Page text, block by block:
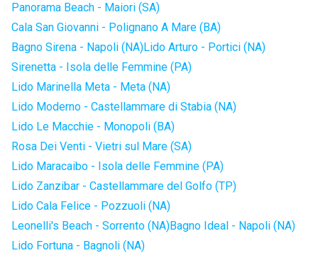
Panorama Beach - Maiori (SA)
Cala San Giovanni - Polignano A Mare (BA)
Bagno Sirena - Napoli (NA)Lido Arturo - Portici (NA)
Sirenetta - Isola delle Femmine (PA)
Lido Marinella Meta - Meta (NA)
Lido Moderno - Castellammare di Stabia (NA)
Lido Le Macchie - Monopoli (BA)
Rosa Dei Venti - Vietri sul Mare (SA)
Lido Maracaibo - Isola delle Femmine (PA)
Lido Zanzibar - Castellammare del Golfo (TP)
Lido Cala Felice - Pozzuoli (NA)
Leonelli's Beach - Sorrento (NA)Bagno Ideal - Napoli (NA)
Lido Fortuna - Bagnoli (NA)